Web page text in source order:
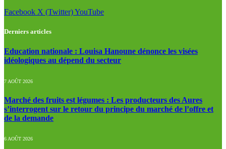
Facebook X (Twitter)YouTube
Derniers articles
Education nationale : Louisa Hanoune dénonce les visées
idéologiques au dépend du secteur
7 AOÛT 2026
Marché des fruits est légumes : Les producteurs des Aures
s’interrogent sur le retour du principe du marché de l’offre et
de la demande
6 AOÛT 2026